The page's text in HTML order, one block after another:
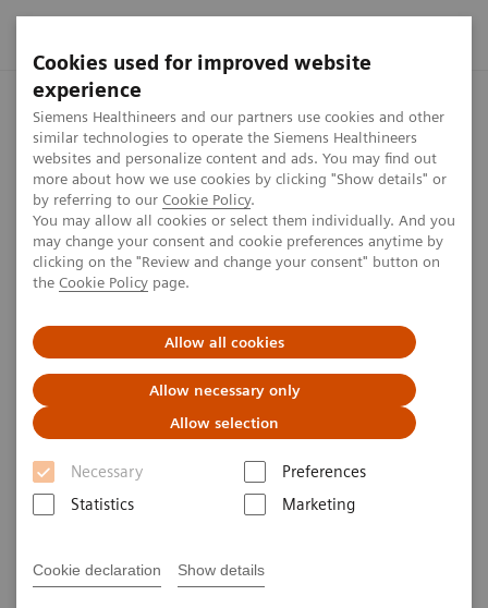
Cookies used for improved website
experience
Siemens Healthineers and our partners use cookies and other
similar technologies to operate the Siemens Healthineers
websites and personalize content and ads. You may find out
more about how we use cookies by clicking "Show details" or
by referring to our Cookie Policy.
You may allow all cookies or select them individually. And you
may change your consent and cookie preferences anytime by
clicking on the "Review and change your consent" button on
the Cookie Policy page.
Allow all cookies
Allow necessary only
Allow selection
Necessary
Preferences
Statistics
Marketing
Cookie declaration Show details
Startseite Presse Center Presseinformationen Siemens
Press release
Siemens Healthineers gibt
Übernahme von Fast Track
Diagnostics bekannt
Veröffentlicht am 15. Dezember 2017
Portfolio für Molekulardiagnostik durch CE-